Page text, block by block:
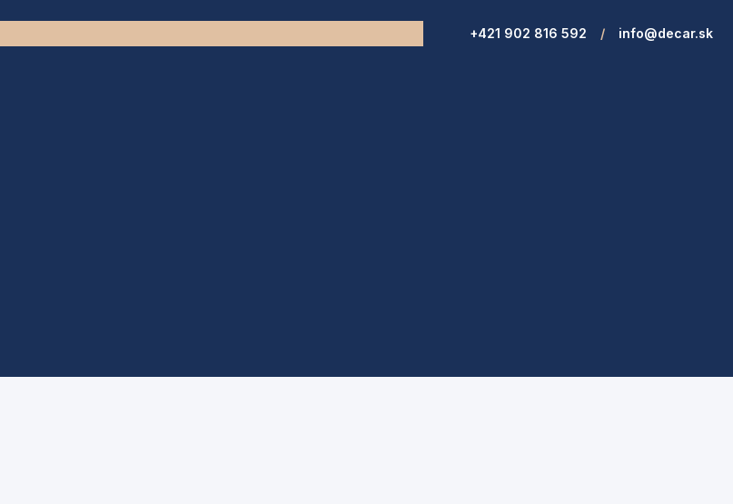
+421 902 816 592 / info@decar.sk